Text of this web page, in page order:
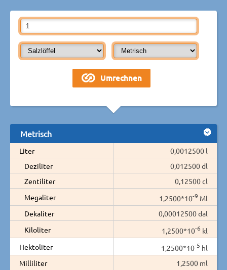
Metrisch
Liter
0,0012500 l
Deziliter
0,012500 dl
Zentiliter
0,12500 cl
Megaliter
1,2500*10-9 Ml
Dekaliter
0,00012500 dal
Kiloliter
1,2500*10-6 kl
Hektoliter
1,2500*10-5 hl
Milliliter
1,2500 ml